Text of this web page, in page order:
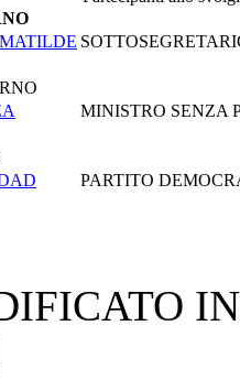
MINISTRO SENZA
PARTITO